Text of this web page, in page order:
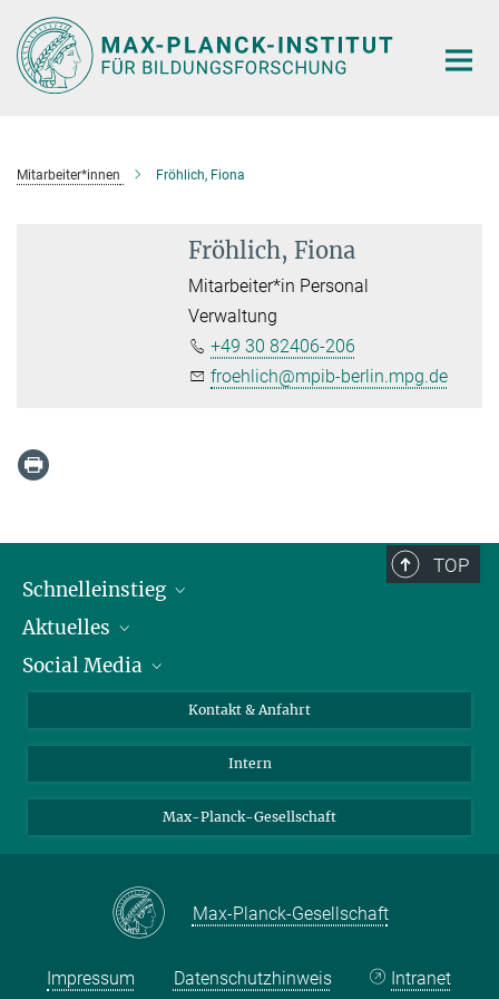
Hauptinhalt
Mitarbeiter*innen Fröhlich, Fiona
Fröhlich, Fiona
Mitarbeiter*in Personal
Verwaltung
+49 30 82406-206
froehlich@mpib-berlin.mpg.de
TOP
Schnelleinstieg
Personen
Pressebereich
Aktuelles
Stellenangebote
Social Media
LinkedIn
Kontakt & Anfahrt
Intern
Max-Planck-Gesellschaft
Max-Planck-Gesellschaft
Impressum Datenschutzhinweis Intranet